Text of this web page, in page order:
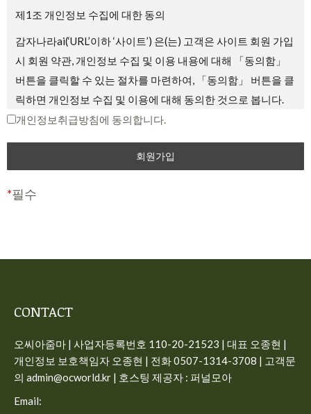
② 회사는 관련법에 위배되지 않는 범위에서 본 약관을 변경할
수 있습니다.
③ 회원은 회사가 전항에 따라 변경하는 약관에 동의하지 않을
권리가 있으며, 이 경우 회원은 회사에서 제공하는 서비스 이용
중단 및 탈퇴 의사를 표시하고 서비스 이용 종료를 요청할 수
있습니다. 다만, 회사가 회원에게 변경된 약관의 내용을 통보하
시가 표명된 것으로 본다는 뜻”을 명확히 통지하였음에도 불구
하고, 거부의 의사표시를 하지 아니한 경우 회원이 변경된 약관
① 회사는 제공하는 개별 서비스에 대해서 별도의 이용약관 및
경우에는 그 규정에 따릅니다.
제4조 용어의 정의
① 서비스: 개인용 컴퓨터 (PC), TV, 휴대형 단말기, 전기통신설
제1조 개인정보 수집에 대한 동의
감자나라ai(‘URL’이하 ‘사이트’) 은(는) 고객은 사이트 회원 가입
시 회원 약관, 개인정보 수집 및 이용 내용에 대해 「동의함」
버튼을 클릭할 수 있는 절차를 마련하여, 「동의함」 버튼을 클
릭하면 개인정보 수집 및 이용에 대해 동의한 것으로 봅니다.
제2조 개인정보의 수집 항목 및 이용 목적
“개인정보”는 생존하는 개인에 관한 정보로서 해당 정보에 포
함된 성명, 주민등록번호 등의 사항으로 해당 개인을 식별할 수
있는 정보(해당 정보만으로는 특정 개인을 식별할 수 없더라도
사이트가 고객의 개인정보를 수집 이용하는 목적은 다음과 같
– 필수 수집항목: 이메일, 비밀번호, 이름, 전화번호
– 선택 수집항목: 프로필 이미지
– 이용목적: 가입, 서비스 이용시 상담, 공지사항 전달
– 보유기간: 회원탈퇴시 즉시 삭제, 구매 회원인 경우 5년간 보
개인정보취급방침에 동의합니다.
*필수
CONTACT
오씨아줌마 | 사업자등록번호 110-20-21523 | 대표 오종현 |
개인정보 보호책임자 오종현 | 전화 0507-1314-3708 | 고객문
의 admin@ocworld.kr | 호스팅 제공자 : 퍼널모아
Email: